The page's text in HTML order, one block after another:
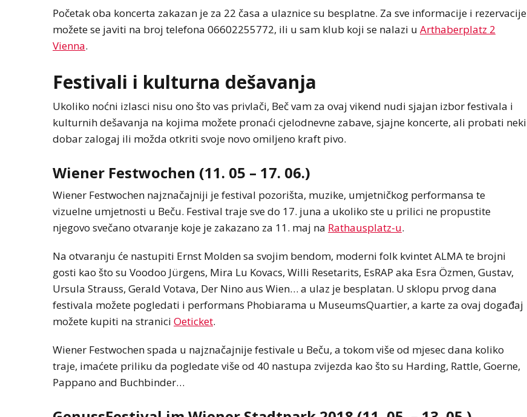
Početak oba koncerta zakazan je za 22 časa a ulaznice su besplatne. Za sve informacije i rezervacije
možete se javiti na broj telefona 06602255772, ili u sam klub koji se nalazi u Arthaberplatz 2
Vienna.
Festivali i kulturna dešavanja
Ukoliko noćni izlasci nisu ono što vas privlači, Beč vam za ovaj vikend nudi sjajan izbor festivala i
kulturnih dešavanja na kojima možete pronaći cjelodnevne zabave, sjajne koncerte, ali probati neki
dobar zalogaj ili možda otkriti svoje novo omiljeno kraft pivo.
Wiener Festwochen (11. 05 – 17. 06.)
Wiener Festwochen najznačajniji je festival pozorišta, muzike, umjetničkog performansa te
vizuelne umjetnosti u Beču. Festival traje sve do 17. juna a ukoliko ste u prilici ne propustite
njegovo svečano otvaranje koje je zakazano za 11. maj na Rathausplatz-u.
Na otvaranju će nastupiti Ernst Molden sa svojim bendom, moderni folk kvintet ALMA te brojni
gosti kao što su Voodoo Jürgens, Mira Lu Kovacs, Willi Resetarits, EsRAP aka Esra Özmen, Gustav,
Ursula Strauss, Gerald Votava, Der Nino aus Wien… a ulaz je besplatan. U sklopu prvog dana
festivala možete pogledati i performans Phobiarama u MuseumsQuartier, a karte za ovaj događaj
možete kupiti na stranici Oeticket.
Wiener Festwochen spada u najznačajnije festivale u Beču, a tokom više od mjesec dana koliko
traje, imaćete priliku da pogledate više od 40 nastupa zvijezda kao što su Harding, Rattle, Goerne,
Pappano and Buchbinder…